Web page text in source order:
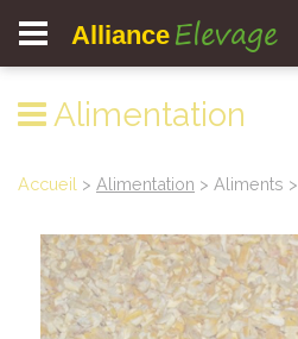
Alliance Elevage
Alimentation
Accueil > Alimentation > Aliments >